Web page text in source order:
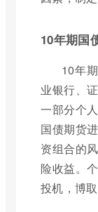
10年期国
10年
业银行、
一部分个
国债期货
资组合的
险收益。
投机，博